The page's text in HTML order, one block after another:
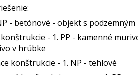
- betónové - objekt s
- 1. PP - kamenné
v hrúbke
konštrukcie - 1. NP - tehlové